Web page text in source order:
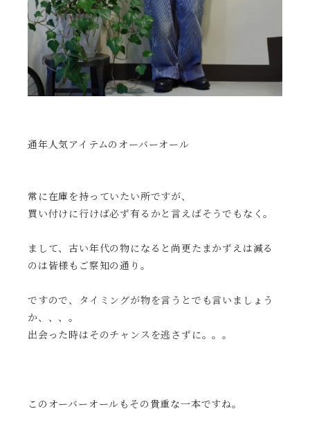
通年人気アイテムのオーバーオール
常に在庫を持っていたい所ですが、
買い付けに行けば必ず有るかと言えばそうでもなく。
まして、古い年代の物になると尚更たまかずえは減る
のは皆様もご察知の通り。
ですので、タイミングが物を言うとでも言いましょう
か、、、。
出会った時はそのチャンスを逃さずに。。。
このオーバーオールもその貴重な一本ですね。